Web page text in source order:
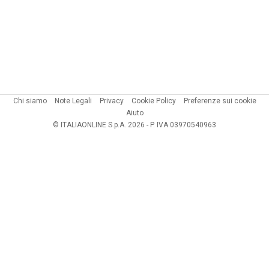
Chi siamo Note Legali Privacy Cookie Policy
Preferenze sui cookie
Aiuto
© ITALIAONLINE S.p.A. 2026 - P. IVA 03970540963